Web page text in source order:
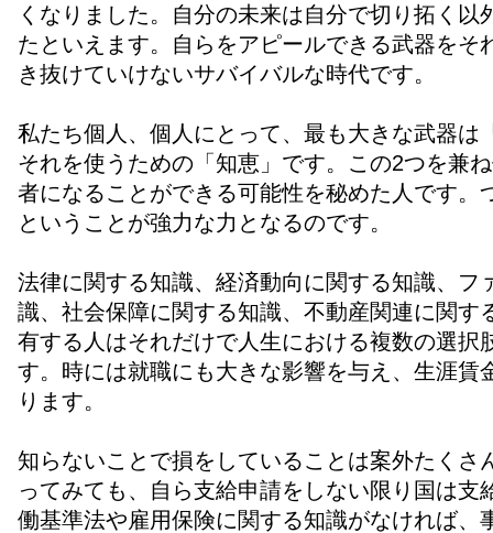
くなりました。自分の未来は自分で切り拓く以
たといえます。自らをアピールできる武器をそ
き抜けていけないサバイバルな時代です。
私たち個人、個人にとって、最も大きな武器は
それを使うための「知恵」です。この2つを兼
者になることができる可能性を秘めた人です。
ということが強力な力となるのです。
法律に関する知識、経済動向に関する知識、フ
識、社会保障に関する知識、不動産関連に関す
有する人はそれだけで人生における複数の選択
す。時には就職にも大きな影響を与え、生涯賃
ります。
知らないことで損をしていることは案外たくさ
ってみても、自ら支給申請をしない限り国は支
働基準法や雇用保険に関する知識がなければ、